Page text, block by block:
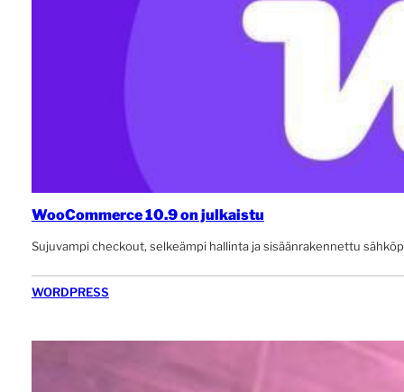
WooCommerce 10.9 on julkaistu
Sujuvampi checkout, selkeämpi hallinta ja sisäänrakennettu
WORDPRESS